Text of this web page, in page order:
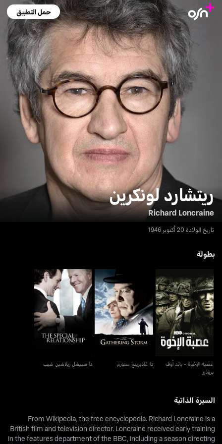
حمل التطبيق
ريتشارد لونكرين
Richard Loncraine
تاريخ الولادة 20 أكتوبر 1946
بطولة
عصبة الإخوة - باند أوف
بروذرز
عصبة الإخوة - باند أوف
بروذرز
ذا غاذيرينغ ستورم
ذا غاذيرينغ ستورم
ذا سبيشل ريلاشين شيب
ذا سبيشل ريلاشين شيب
السيرة الذاتية
From Wikipedia, the free encyclopedia. Richard Loncraine is a
British film and television director. Loncraine received early training
in the features department of the BBC, including a season directing